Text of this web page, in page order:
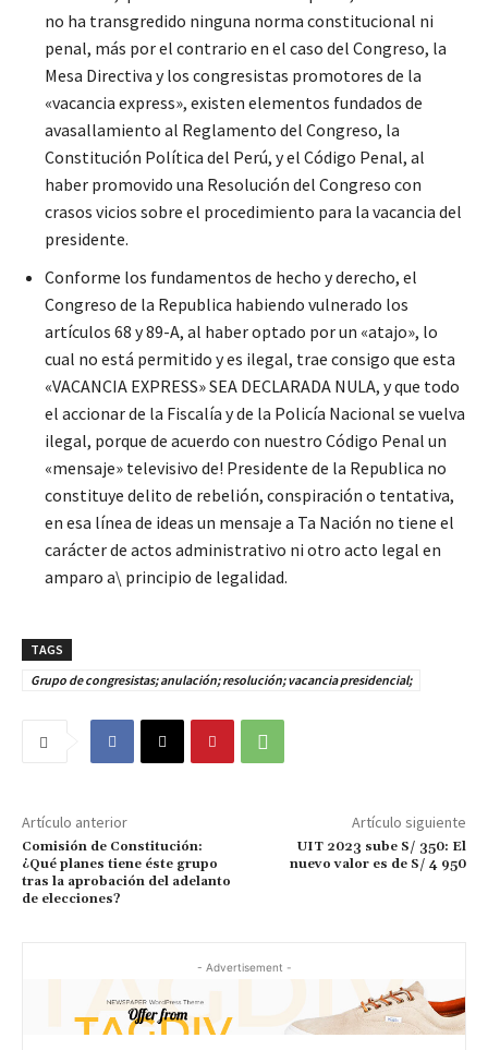
no ha transgredido ninguna norma constitucional ni
penal, más por el contrario en el caso del Congreso, la
Mesa Directiva y los congresistas promotores de la
«vacancia express», existen elementos fundados de
avasallamiento al Reglamento del Congreso, la
Constitución Política del Perú, y el Código Penal, al
haber promovido una Resolución del Congreso con
crasos vicios sobre el procedimiento para la vacancia del
presidente.
Conforme los fundamentos de hecho y derecho, el
Congreso de la Republica habiendo vulnerado los
artículos 68 y 89-A, al haber optado por un «atajo», lo
cual no está permitido y es ilegal, trae consigo que esta
«VACANCIA EXPRESS» SEA DECLARADA NULA, y que todo
el accionar de la Fiscalía y de la Policía Nacional se vuelva
ilegal, porque de acuerdo con nuestro Código Penal un
«mensaje» televisivo de! Presidente de la Republica no
constituye delito de rebelión, conspiración o tentativa,
en esa línea de ideas un mensaje a Ta Nación no tiene el
carácter de actos administrativo ni otro acto legal en
amparo a\ principio de legalidad.
TAGS
Grupo de congresistas; anulación; resolución; vacancia presidencial;
Artículo anterior
Comisión de Constitución:
¿Qué planes tiene éste grupo
tras la aprobación del adelanto
de elecciones?
Artículo siguiente
UIT 2023 sube S/ 350: El
nuevo valor es de S/ 4 950
- Advertisement -